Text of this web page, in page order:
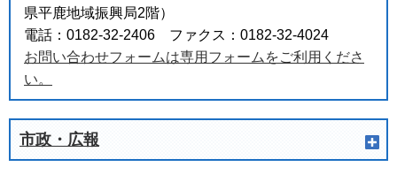
県平鹿地域振興局2階）
電話：0182-32-2406 ファクス：0182-32-4024
お問い合わせフォームは専用フォームをご利用くださ
い。
市政・広報